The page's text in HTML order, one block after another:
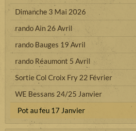
Dimanche 3 Mai 2026
rando Ain 26 Avril
rando Bauges 19 Avril
rando Réaumont 5 Avril
Sortie Col Croix Fry 22 Février
WE Bessans 24/25 Janvier
Pot au feu 17 Janvier